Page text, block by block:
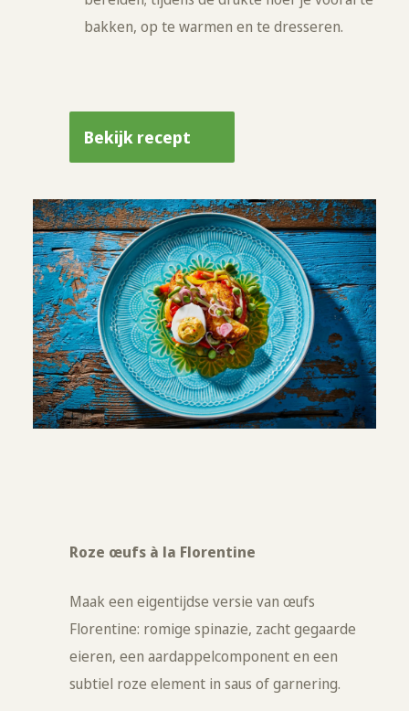
bakken, op te warmen en te dresseren.
Bekijk recept
Roze œufs à la Florentine
Maak een eigentijdse versie van œufs
Florentine: romige spinazie, zacht gegaarde
eieren, een aardappelcomponent en een
subtiel roze element in saus of garnering.